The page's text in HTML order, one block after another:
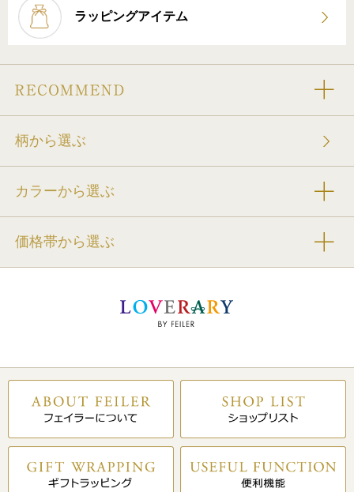
ラッピングアイテム
柄から選ぶ
カラーから選ぶ
価格帯から選ぶ